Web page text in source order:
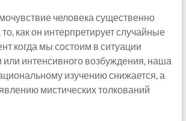
человека существенно
как он интерпретирует случайные
когда мы состоим в ситуации
или интенсивного возбуждения, наша
изучению снижается, а
мистических толкований